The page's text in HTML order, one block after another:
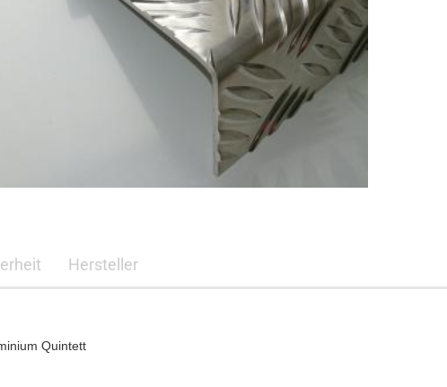
Edelstahl Strukturblech
Edelstahl
Stahl verzinkt glatt RAL
nasslackiert
Stahl verzinkt ohne
nasslackiert
Stahl verzinkt ohne
Schutzfolie
Hersteller
Quintett